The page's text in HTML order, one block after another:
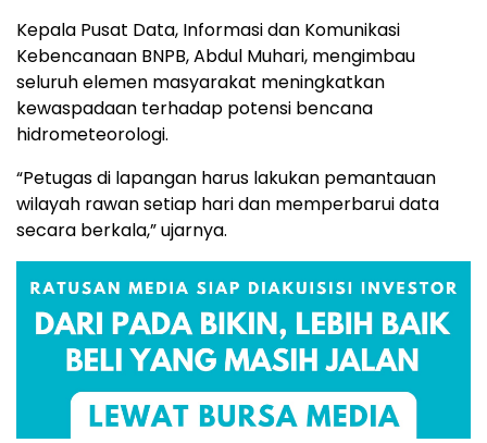
Kepala Pusat Data, Informasi dan Komunikasi
Kebencanaan BNPB, Abdul Muhari, mengimbau
seluruh elemen masyarakat meningkatkan
kewaspadaan terhadap potensi bencana
hidrometeorologi.
“Petugas di lapangan harus lakukan pemantauan
wilayah rawan setiap hari dan memperbarui data
secara berkala,” ujarnya.